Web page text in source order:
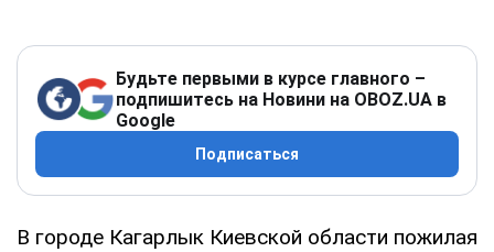
Будьте первыми в курсе главного –
подпишитесь на Новини на OBOZ.UA в
Google
Подписаться
В городе Кагарлык Киевской области пожилая